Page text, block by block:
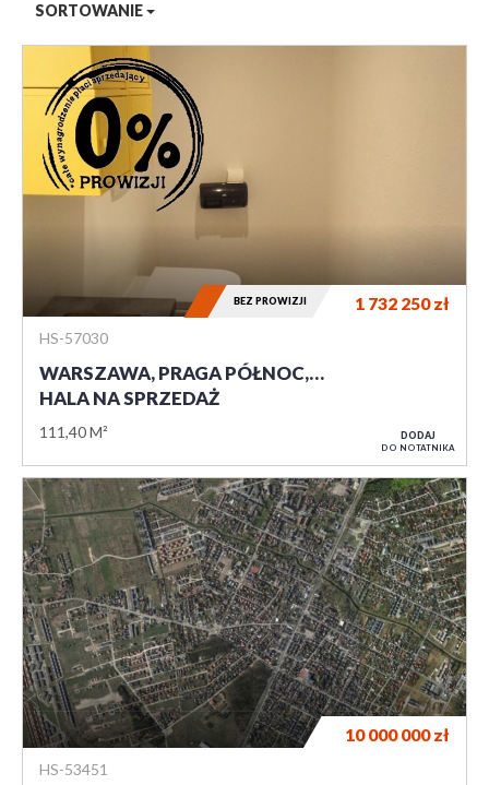
SORTOWANIE
HS-57030
WARSZAWA, PRAGA PÓŁNOC,…
HALA NA SPRZEDAŻ
111,40 M²
1 732 250zł
BEZ PROWIZJI
DODAJ
DO NOTATNIKA
HS-53451
10 000 000zł